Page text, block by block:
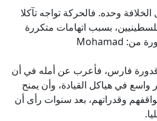
وحده. فالحركة تواجه تآكلا
بسبب اتهامات متكررة
بتقديم الولاء على الكفاءةصورة من: Mohamad
قدورة فارس، فأعرب عن أمله في أن
واسع في هياكل القيادة، وأن يمنح
وقدراتهم، بعد سنوات رأى أن